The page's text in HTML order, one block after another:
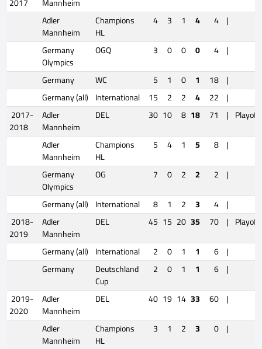
Adler
Mannheim
Champions
HL
4 3 1 4 4 |
Germany
Olympics
OGQ 3 0 0 0 4 |
Germany
WC 5 1 0 1 18 |
Germany (all) International 15 2 2 4 22 |
2017-
2018
Adler
Mannheim
DEL 30 10 8 18 71 |
Adler
Mannheim
Champions
HL
5 4 1 5 8 |
Germany
Olympics
OG 7 0 2 2 2 |
Germany (all) International 8 1 2 3 4 |
2018-
2019
Adler
Mannheim
DEL 45 15 20 35 70 |
Germany (all) International 2 0 1 1 6 |
Germany
Deutschland
Cup
2 0 1 1 6 |
2019-
2020
Adler
Mannheim
DEL 40 19 14 33 60 |
Adler
Mannheim
Champions
HL
3 1 2 3 0 |